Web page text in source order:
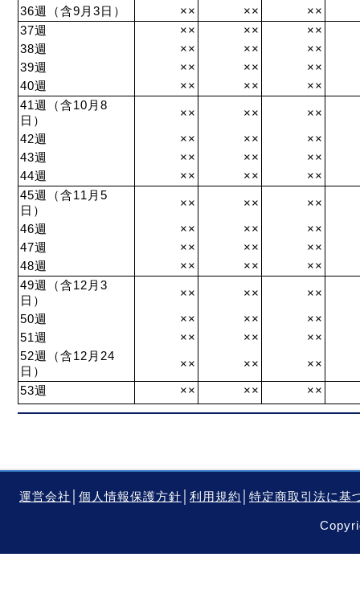
36週（含9月3日）
×× ××
××
37週
×× ××
××
38週
×× ××
××
39週
×× ××
××
40週
×× ××
××
41週（含10月8
日）
×× ××
××
42週
×× ××
××
43週
×× ××
××
44週
×× ××
××
45週（含11月5
日）
×× ××
××
46週
×× ××
××
47週
×× ××
××
48週
×× ××
××
49週（含12月3
日）
×× ××
××
50週
×× ××
××
51週
×× ××
××
52週（含12月24
日）
×× ×× ××
53週 ×× ×× ××
運営会社 個人情報保護方針 利用規約 特定商取引法に基